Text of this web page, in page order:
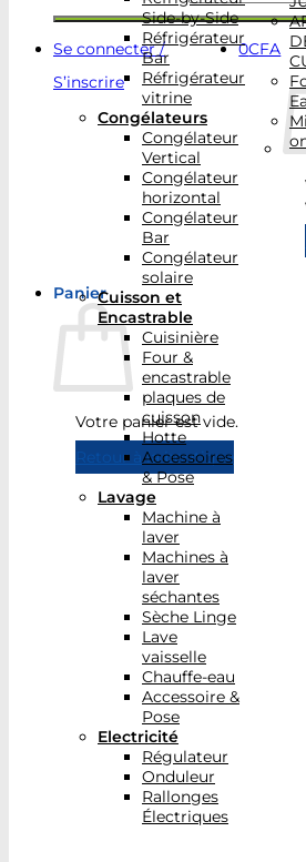
Se connecter /
S’inscrire
0CFA
Panier
Votre panier est vide.
Retour à la boutique
Side-by-Side
Réfrigérateur
Bar
Réfrigérateur
vitrine
Congélateurs
Congélateur
Vertical
Congélateur
horizontal
Congélateur
Bar
Congélateur
solaire
Cuisson et
Encastrable
Cuisinière
Four &
encastrable
plaques de
cuisson
Hotte
Accessoires
& Pose
Lavage
Machine à
laver
Machines à
laver
séchantes
Sèche Linge
Lave
vaisselle
Chauffe-eau
Accessoire &
Pose
Electricité
Régulateur
Onduleur
Rallonges
Électriques